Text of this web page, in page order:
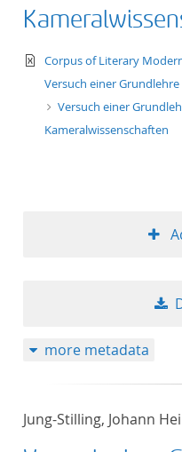
text/xml
Corpus of Literary
Versuch einer
Versuch einer
Kameralwissenschaften
more metadata
Jung-Stilling, Johann